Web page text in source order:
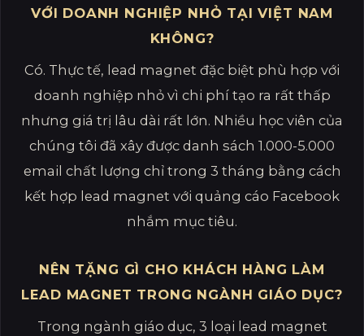
VỚI DOANH NGHIỆP NHỎ TẠI VIỆT NAM
KHÔNG?
Có. Thực tế, lead magnet đặc biệt phù hợp với
doanh nghiệp nhỏ vì chi phí tạo ra rất thấp
nhưng giá trị lâu dài rất lớn. Nhiều học viên của
chúng tôi đã xây được danh sách 1.000-5.000
email chất lượng chỉ trong 3 tháng bằng cách
kết hợp lead magnet với quảng cáo Facebook
nhắm mục tiêu.
NÊN TẶNG GÌ CHO KHÁCH HÀNG LÀM
LEAD MAGNET TRONG NGÀNH GIÁO DỤC?
Trong ngành giáo dục, 3 loại lead magnet